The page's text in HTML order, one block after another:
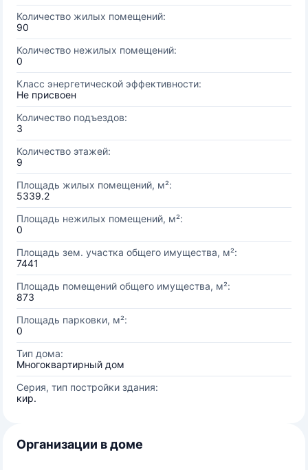
Количество жилых помещений:
90
Количество нежилых помещений:
0
Класс энергетической эффективности:
Не присвоен
Количество подъездов:
3
Количество этажей:
9
Площадь жилых помещений, м²:
5339.2
Площадь нежилых помещений, м²:
0
Площадь зем. участка общего имущества, м²:
7441
Площадь помещений общего имущества, м²:
873
Площадь парковки, м²:
0
Тип дома:
Многоквартирный дом
Серия, тип постройки здания:
кир.
Организации в доме